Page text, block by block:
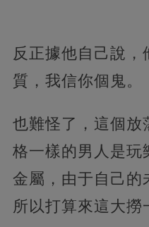
反正據他自己說
質，我信你個鬼。
也難怪了，這個放
格一樣的男人是玩
金屬，由于自己的
所以打算來這大撈